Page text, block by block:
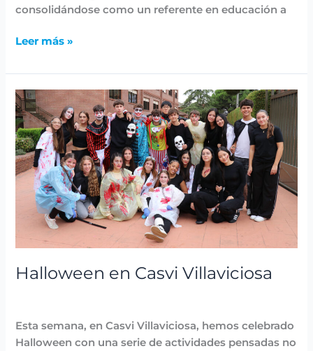
consolidándose como un referente en educación a
Leer más »
Halloween en Casvi Villaviciosa
Esta semana, en Casvi Villaviciosa, hemos celebrado
Halloween con una serie de actividades pensadas no
Halloween
en
Casvi
Villaviciosa